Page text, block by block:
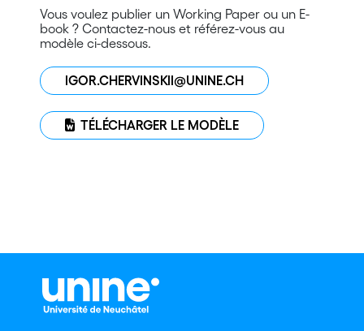
Vous voulez publier un Working Paper ou un E-
book ? Contactez-nous et référez-vous au
modèle ci-dessous.
IGOR.CHERVINSKII@UNINE.CH
TÉLÉCHARGER LE MODÈLE